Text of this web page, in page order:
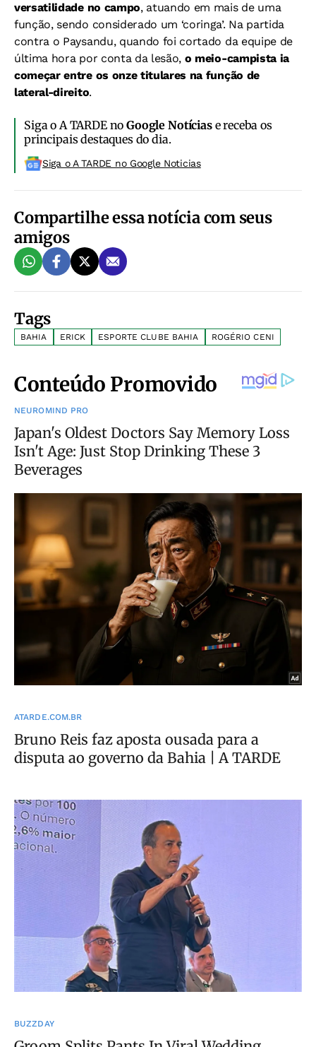
versatilidade no campo, atuando em mais de uma
função, sendo considerado um ‘coringa’. Na partida
contra o Paysandu, quando foi cortado da equipe de
última hora por conta da lesão, o meio-campista ia
começar entre os onze titulares na função de
lateral-direito.
Siga o A TARDE noGoogle Notíciase receba os
principais destaques do dia.
Siga o A TARDE no Google Noticias
Compartilhe essa notícia com seus
amigos
Tags
BAHIA ERICK ESPORTE CLUBE BAHIA ROGÉRIO CENI